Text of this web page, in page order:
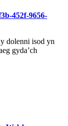
452f-9656-
dolenni isod yn
gyda’ch